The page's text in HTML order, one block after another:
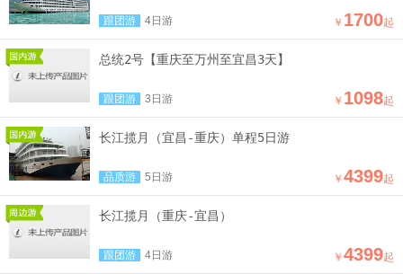
跟团游 4日游 ￥ 1700起
总统2号【重庆至万州至宜昌3天】
跟团游 3日游 ￥ 1098起
长江揽月（宜昌-重庆）单程5日游
品质游 5日游 ￥ 4399起
长江揽月（重庆-宜昌）
跟团游 4日游 ￥ 4399起